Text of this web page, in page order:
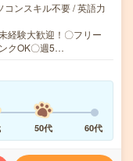
コンスキル不要 / 英語力
経験大歓迎！〇フリー
クOK〇週5…
50代 60代